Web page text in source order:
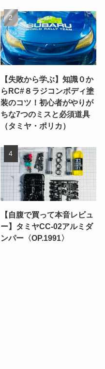
【失敗から学ぶ】知識０か
らRC#８ラジコンボディ塗
装のコツ！初心者がやりが
ちな7つのミスと必須道具
（タミヤ・ポリカ）
【自腹で買って本音レビュ
ー】タミヤCC-02アルミダ
ンパー〈OP.1991〉